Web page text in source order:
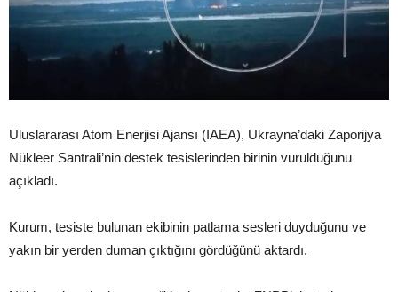
Uluslararası Atom Enerjisi Ajansı (IAEA), Ukrayna’daki Zaporijya
Nükleer Santrali’nin destek tesislerinden birinin vurulduğunu
açıkladı.
Kurum, tesiste bulunan ekibinin patlama sesleri duyduğunu ve
yakın bir yerden duman çıktığını gördüğünü aktardı.